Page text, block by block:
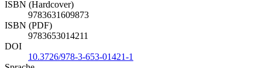
ISBN (Hardcover)
9783631609873
ISBN (PDF)
9783653014211
DOI
10.3726/978-3-653-01421-1